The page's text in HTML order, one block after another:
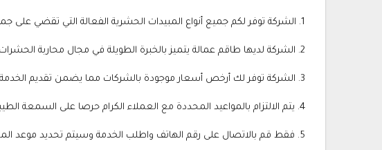
1. الشركة توفر لكم جميع أنواع المبيدات الحشرية الفعالة التي تقضي على جميع الحشرات في وقت قياسي كما أن جميع المبيدات تتمتع بترخيص من وزارة الصحة وتناسب الكبار والصغار.
2. الشركة لديها طاقم عمالة يتميز بالخبرة الطويلة في مجال محاربة الحشرات المختلفة حيث أنه يتم تقديم كورسات تدريبية باستمرار للعمالة بالشركة.
3. الشركة توفر لك أرخص أسعار موجودة بالشركات مما يضمن تقديم الخدمة للجميع.
4. يتم الالتزام بالمواعيد المحددة مع العملاء الكرام حرصا على السمعة الطيبة التي نتمتع بها بين الجميع.
5. فقط قم بالاتصال على رقم الهاتف واطلب الخدمة وسيتم تحديد موعد المعاينة على الفور.